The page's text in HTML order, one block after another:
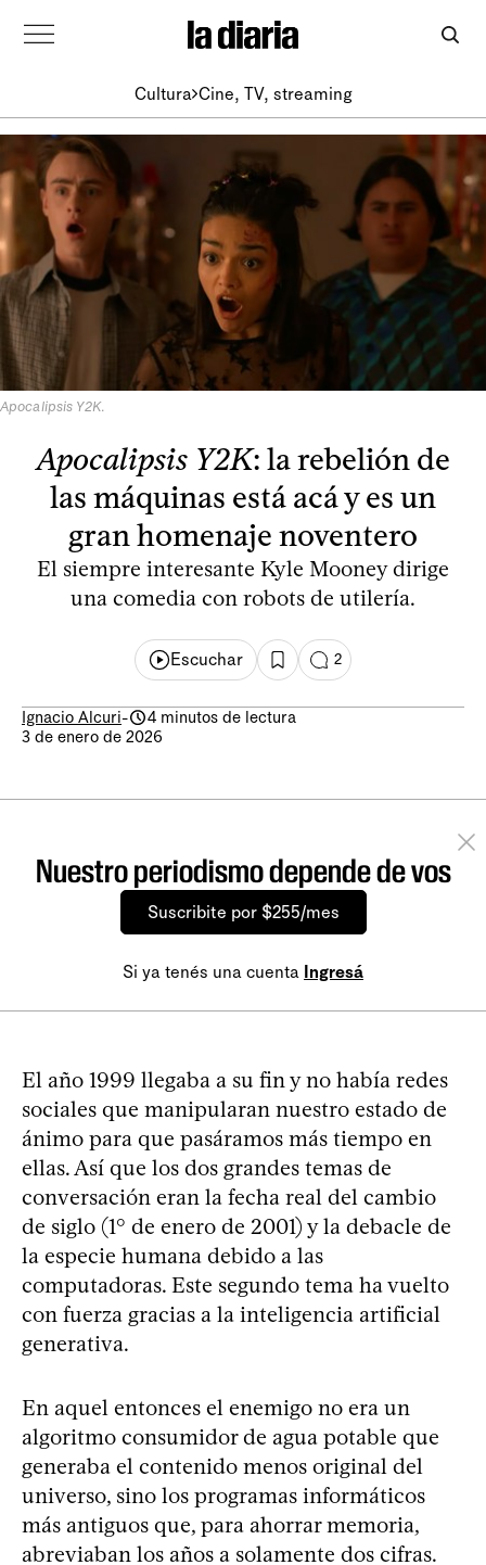
Cultura Cine, TV, streaming
Apocalipsis Y2K.
Apocalipsis Y2K: la rebelión de
las máquinas está acá y es un
gran homenaje noventero
El siempre interesante Kyle Mooney dirige
una comedia con robots de utilería.
Escuchar 2
Ignacio Alcuri-
4 minutos de lectura
3 de enero de 2026
Nuestro periodismo depende de vos
Suscribite por $255/mes
Si ya tenés una cuenta Ingresá
El año 1999 llegaba a su fin y no había redes
sociales que manipularan nuestro estado de
ánimo para que pasáramos más tiempo en
ellas. Así que los dos grandes temas de
conversación eran la fecha real del cambio
de siglo (1° de enero de 2001) y la debacle de
la especie humana debido a las
computadoras. Este segundo tema ha vuelto
con fuerza gracias a la inteligencia artificial
generativa.
En aquel entonces el enemigo no era un
algoritmo consumidor de agua potable que
generaba el contenido menos original del
universo, sino los programas informáticos
más antiguos que, para ahorrar memoria,
abreviaban los años a solamente dos cifras.